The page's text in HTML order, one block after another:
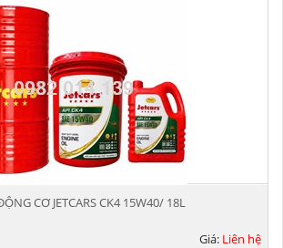
CƠ JETCARS CK4 15W40/ 18L
Giá: Liên hệ